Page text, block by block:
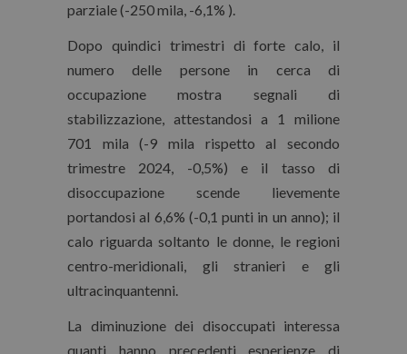
parziale (-250 mila, -6,1% ).
Dopo quindici trimestri di forte calo, il
numero delle persone in cerca di
occupazione mostra segnali di
stabilizzazione, attestandosi a 1 milione
701 mila (-9 mila rispetto al secondo
trimestre 2024, -0,5%) e il tasso di
disoccupazione scende lievemente
portandosi al 6,6% (-0,1 punti in un anno); il
calo riguarda soltanto le donne, le regioni
centro-meridionali, gli stranieri e gli
ultracinquantenni.
La diminuzione dei disoccupati interessa
quanti hanno precedenti esperienze di